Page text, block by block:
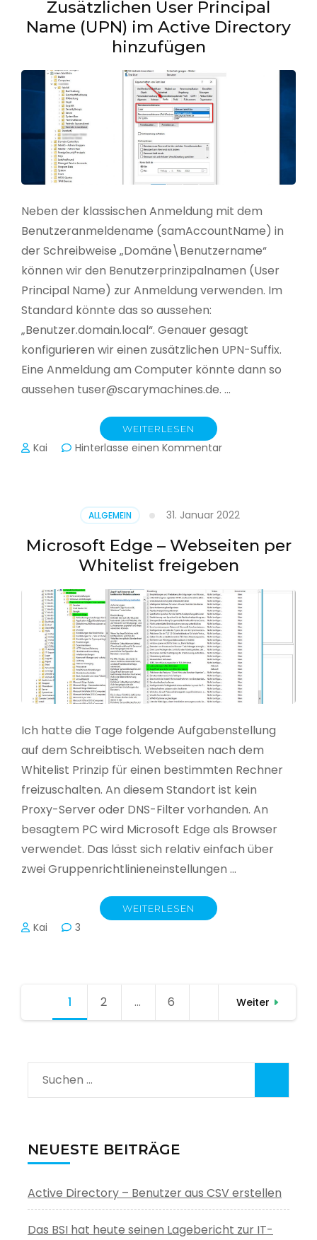
Zusätzlichen User Principal
Name (UPN) im Active Directory
hinzufügen
Neben der klassischen Anmeldung mit dem
Benutzeranmeldename (samAccountName) in
der Schreibweise „Domäne\Benutzername“
können wir den Benutzerprinzipalnamen (User
Principal Name) zur Anmeldung verwenden. Im
Standard könnte das so aussehen:
„Benutzer.domain.local“. Genauer gesagt
konfigurieren wir einen zusätzlichen UPN-Suffix.
Eine Anmeldung am Computer könnte dann so
aussehen tuser@scarymachines.de. …
WEITERLESEN
Kai Hinterlasse einen Kommentarzu
(UPN)
im
Active
Directory
ALLGEMEIN 31. Januar 2022
Microsoft Edge – Webseiten per
Whitelist freigeben
Ich hatte die Tage folgende Aufgabenstellung
auf dem Schreibtisch. Webseiten nach dem
Whitelist Prinzip für einen bestimmten Rechner
freizuschalten. An diesem Standort ist kein
Proxy-Server oder DNS-Filter vorhanden. An
besagtem PC wird Microsoft Edge als Browser
verwendet. Das lässt sich relativ einfach über
zwei Gruppenrichtlinieneinstellungen …
WEITERLESEN
Kai 3
Seitennummerierung
1 Seite
2 … Seite
6 Weiter
Suchen
nach:
NEUESTE BEITRÄGE
Active Directory – Benutzer aus CSV erstellen
Das BSI hat heute seinen Lagebericht zur IT-